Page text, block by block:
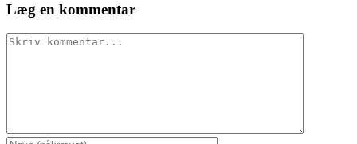
Facebook
X
LinkedIn
Pinterest
E-
Læg en kommentar
Comment